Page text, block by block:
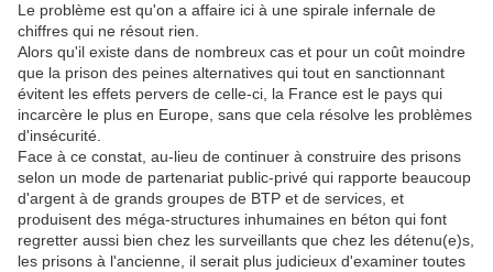
Le problème est qu'on a affaire ici à une spirale infernale de
chiffres qui ne résout rien.
Alors qu'il existe dans de nombreux cas et pour un coût moindre
que la prison des peines alternatives qui tout en sanctionnant
évitent les effets pervers de celle-ci, la France est le pays qui
incarcère le plus en Europe, sans que cela résolve les problèmes
d'insécurité.
Face à ce constat, au-lieu de continuer à construire des prisons
selon un mode de partenariat public-privé qui rapporte beaucoup
d'argent à de grands groupes de BTP et de services, et
produisent des méga-structures inhumaines en béton qui font
regretter aussi bien chez les surveillants que chez les détenu(e)s,
les prisons à l'ancienne, il serait plus judicieux d'examiner toutes